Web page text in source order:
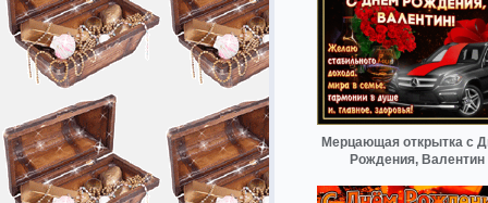
Мерцающая открытка с
Рождения, Валентин